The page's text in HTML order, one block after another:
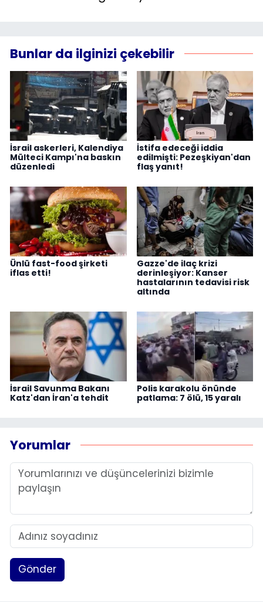
Bunlar da ilginizi çekebilir
İsrail askerleri, Kalendiya
Mülteci Kampı'na baskın
düzenledi
İstifa edeceği iddia
edilmişti: Pezeşkiyan'dan
flaş yanıt!
Ünlü fast-food şirketi
iflas etti!
Gazze'de ilaç krizi
derinleşiyor: Kanser
hastalarının tedavisi risk
altında
İsrail Savunma Bakanı
Katz'dan İran'a tehdit
Polis karakolu önünde
patlama: 7 ölü, 15 yaralı
Yorumlar
Gönder